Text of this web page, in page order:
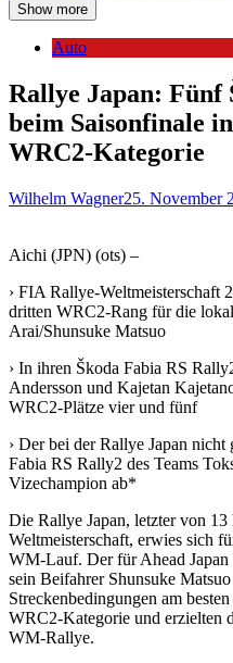
Show more
Auto
Rallye Japan: Fünf
beim Saisonfinale
WRC2-Kategorie
Wilhelm Wagner25. November
Aichi (JPN) (ots) –
› FIA Rallye-Weltmeisterschaft
dritten WRC2-Rang für die
Arai/Shunsuke Matsuo
› In ihren Škoda Fabia RS
Andersson und Kajetan
WRC2-Plätze vier und fünf
› Der bei der Rallye Japan
Fabia RS Rally2 des Teams
Vizechampion ab*
Die Rallye Japan, letzter von
Weltmeisterschaft, erwies sich
WM-Lauf. Der für Ahead
sein Beifahrer Shunsuke
Streckenbedingungen am
WRC2-Kategorie und erzielten
WM-Rallye.